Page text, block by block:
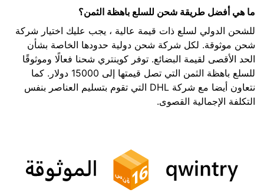
ما هي أفضل طريقة شحن للسلع باهظة الثمن؟
للشحن الدولي لسلع ذات قيمة عالية ، يجب عليك اختيار شركة
شحن موثوقة. لكل شركة شحن دولية حدودها الخاصة بشأن
الحد الأقصى لقيمة البضائع. توفر كوينتري شحنا فعالًا وموثوقًا
للسلع باهظة الثمن التي تصل قيمتها إلى 15000 دولار. كما
نتعاون أيضا مع شركة DHL التي تقوم بتسليم العناصر بنفس
التكلفة الإجمالية القصوى.